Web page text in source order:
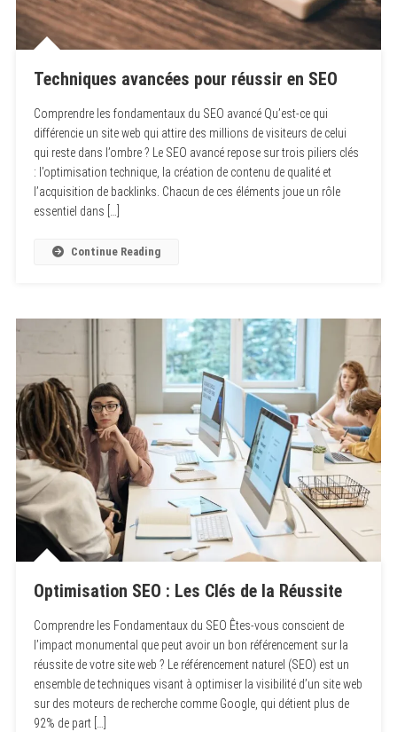
Techniques avancées pour réussir en SEO
Comprendre les fondamentaux du SEO avancé Qu’est-ce qui
différencie un site web qui attire des millions de visiteurs de celui
qui reste dans l’ombre ? Le SEO avancé repose sur trois piliers clés
: l’optimisation technique, la création de contenu de qualité et
l’acquisition de backlinks. Chacun de ces éléments joue un rôle
essentiel dans […]
Continue Reading
Optimisation SEO : Les Clés de la Réussite
Comprendre les Fondamentaux du SEO Êtes-vous conscient de
l’impact monumental que peut avoir un bon référencement sur la
réussite de votre site web ? Le référencement naturel (SEO) est un
ensemble de techniques visant à optimiser la visibilité d’un site web
sur des moteurs de recherche comme Google, qui détient plus de
92% de part […]